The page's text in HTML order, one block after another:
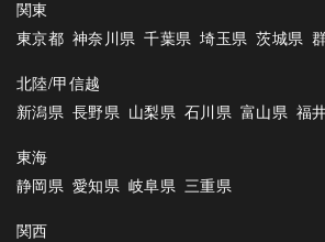
関東
東京都 神奈川県 千葉県 埼玉県 茨城県
北陸/甲信越
新潟県 長野県 山梨県 石川県 富山県 福
東海
静岡県 愛知県 岐阜県 三重県
関西